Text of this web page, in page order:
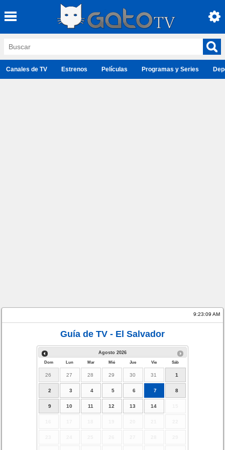
Canales de TV Estrenos Películas Programas y Series
9:23:10 AM
Guía de TV - El Salvador
Agosto 2026
Dom Lun Mar Mié Jue Vie Sáb
26 27 28 29 30 31 1
2 3 4 5 6 7 8
9 10 11 12 13 14